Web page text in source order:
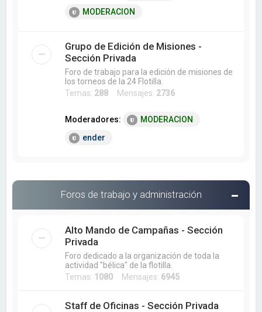
MODERACION
Grupo de Edición de Misiones -
Sección Privada
Foro de trabajo para la edición de misiones de
los torneos de la 24 Flotilla.
Temas: 288 Mensajes: 2736
Moderadores:
MODERACION
ender
Foros de trabajo y administración
Alto Mando de Campañas - Sección
Privada
Foro dedicado a la organización de toda la
actividad "bélica" de la flotilla.
Temas: 1080 Mensajes: 6945
Staff de Oficinas - Sección Privada